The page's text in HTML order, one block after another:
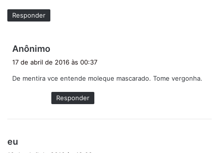
e
:
Responder
Anônimo
s
e
:
17 de abril de 2016 às 00:37
De mentira vce entende moleque mascarado. Tome vergonha.
Responder
eu